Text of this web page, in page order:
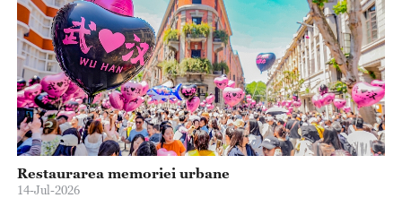
Restaurarea memoriei urbane
14-Jul-2026